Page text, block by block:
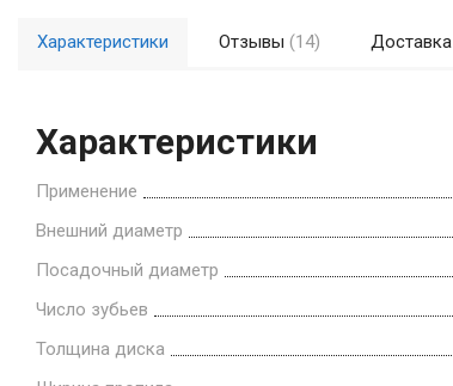
Характеристики Отзывы (14) Доставка
Характеристики
Применение
Внешний диаметр
Посадочный диаметр
Число зубьев
Толщина диска